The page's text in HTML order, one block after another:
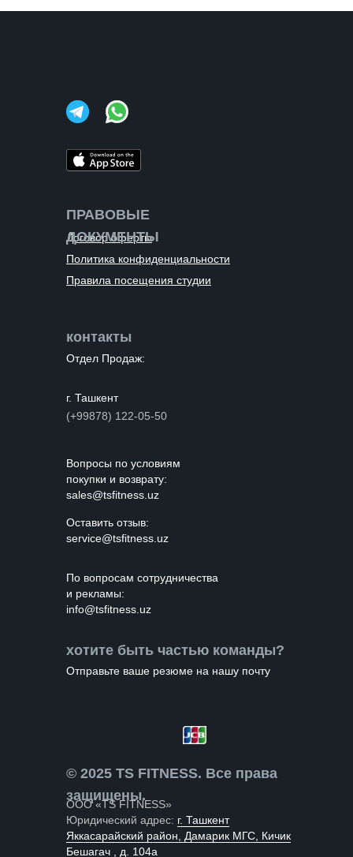
Политика конфиденциальности
Договор оферты
© 2025 TS FITNESS. Все права
защищены.
Правила посещения студии
ПРАВОВЫЕ
ДОКУМЕНТЫ
ООО «TS FITNESS»
Юридический адрес: г. Ташкент
Яккасарайский район, Дамарик МГС, Кичик
Бешагач , д. 104а
(+99878) 122-05-50
г. Ташкент
контакты
Отдел Продаж:
Отправьте ваше резюме на нашу почту
хотите быть частью команды?
sales@tsfitness.uz
service@tsfitness.uz
info@tsfitness.uz
По вопросам cотрудничества
и рекламы:
Вопросы по условиям
покупки и возврату:
Оставить отзыв: